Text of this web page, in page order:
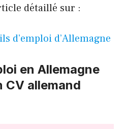
détaillé sur :
d’emploi d’Allemagne
en Allemagne
CV allemand